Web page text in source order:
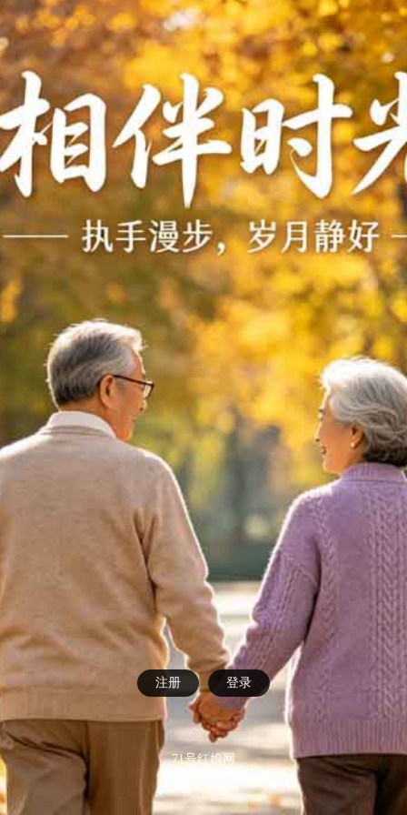
注册 登录
71号红娘网